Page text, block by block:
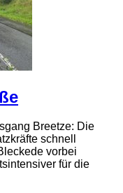
Breetze: Die
schnell
vorbei
für die